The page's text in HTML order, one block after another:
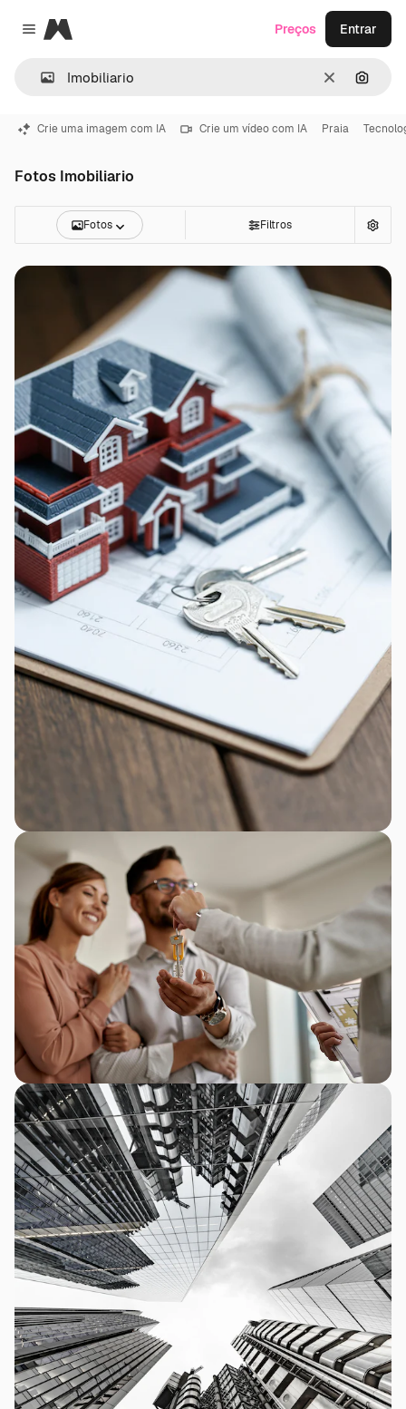
Close menu
Magnific
Limpar
Preços Entrar
Crie uma imagem com IA Crie um vídeo com IA Praia
Fotos Imobiliario
Fotos Filtros